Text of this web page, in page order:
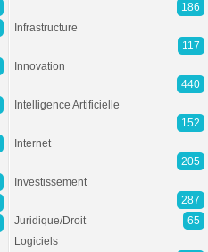
186
Infrastructure
117
Innovation
440
Intelligence Artificielle
152
Internet
205
Investissement
287
Juridique/Droit
65
Logiciels